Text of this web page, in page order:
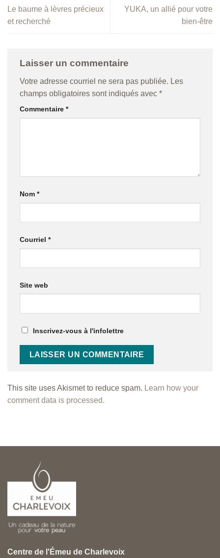
Le baume à lèvres précieux
et recherché
YUKA, un allié pour votre
bien-être
Laisser un commentaire
Votre adresse courriel ne sera pas publiée. Les
champs obligatoires sont indiqués avec *
Commentaire *
Nom *
Courriel *
Site web
Inscrivez-vous à l'infolettre
This site uses Akismet to reduce spam. Learn how your
comment data is processed.
Centre de l'Émeu de Charlevoix